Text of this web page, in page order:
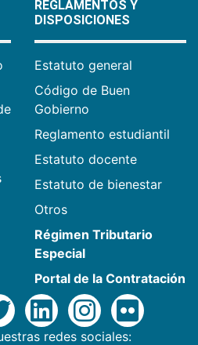
REGLAMENTOS Y
DISPOSICIONES
Estatuto general
Código de Buen
Gobierno
Reglamento estudiantil
Estatuto docente
Estatuto de bienestar
Otros
Régimen Tributario
Especial
Portal de la Contratación
redes sociales: